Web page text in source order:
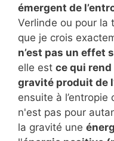
émergent de
Verlinde ou pour la
que je crois
n’est pas un effet
elle est ce qui rend
gravité produit de
ensuite à
n'est pas pour
la gravité une